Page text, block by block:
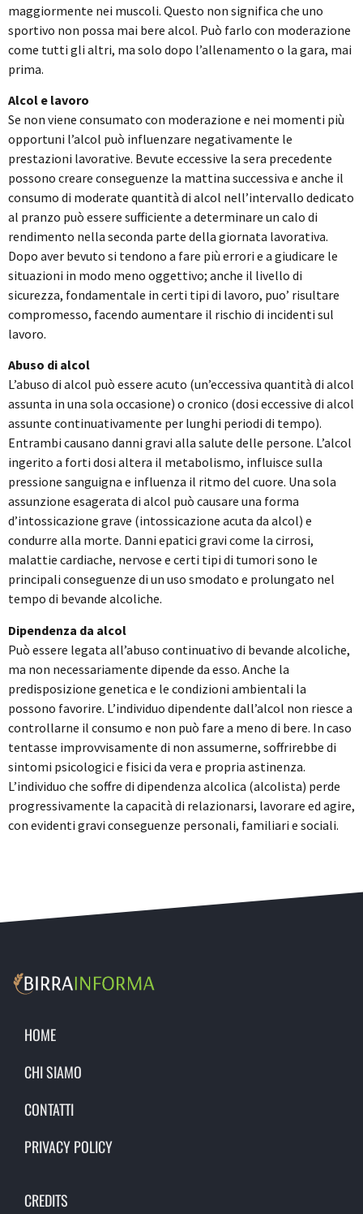
maggiormente nei muscoli. Questo non significa che uno
sportivo non possa mai bere alcol. Può farlo con moderazione
come tutti gli altri, ma solo dopo l’allenamento o la gara, mai
prima.
Alcol e lavoro
Se non viene consumato con moderazione e nei momenti più
opportuni l’alcol può influenzare negativamente le
prestazioni lavorative. Bevute eccessive la sera precedente
possono creare conseguenze la mattina successiva e anche il
consumo di moderate quantità di alcol nell’intervallo dedicato
al pranzo può essere sufficiente a determinare un calo di
rendimento nella seconda parte della giornata lavorativa.
Dopo aver bevuto si tendono a fare più errori e a giudicare le
situazioni in modo meno oggettivo; anche il livello di
sicurezza, fondamentale in certi tipi di lavoro, puo’ risultare
compromesso, facendo aumentare il rischio di incidenti sul
lavoro.
Abuso di alcol
L’abuso di alcol può essere acuto (un’eccessiva quantità di alcol
assunta in una sola occasione) o cronico (dosi eccessive di alcol
assunte continuativamente per lunghi periodi di tempo).
Entrambi causano danni gravi alla salute delle persone. L’alcol
ingerito a forti dosi altera il metabolismo, influisce sulla
pressione sanguigna e influenza il ritmo del cuore. Una sola
assunzione esagerata di alcol può causare una forma
d’intossicazione grave (intossicazione acuta da alcol) e
condurre alla morte. Danni epatici gravi come la cirrosi,
malattie cardiache, nervose e certi tipi di tumori sono le
principali conseguenze di un uso smodato e prolungato nel
tempo di bevande alcoliche.
Dipendenza da alcol
Può essere legata all’abuso continuativo di bevande alcoliche,
ma non necessariamente dipende da esso. Anche la
predisposizione genetica e le condizioni ambientali la
possono favorire. L’individuo dipendente dall’alcol non riesce a
controllarne il consumo e non può fare a meno di bere. In caso
tentasse improvvisamente di non assumerne, soffrirebbe di
sintomi psicologici e fisici da vera e propria astinenza.
L’individuo che soffre di dipendenza alcolica (alcolista) perde
progressivamente la capacità di relazionarsi, lavorare ed agire,
con evidenti gravi conseguenze personali, familiari e sociali.
HOME
CHI SIAMO
CONTATTI
PRIVACY POLICY
CREDITS